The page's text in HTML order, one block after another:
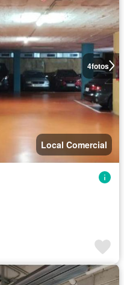
4fotos
Local Comercial